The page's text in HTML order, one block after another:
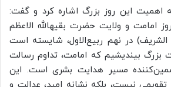
اهمیت این روز بزرگ اشاره کرد و گفت:
امامت و ولایت حضرت بقیهالله الاعظم
الشریف) در نهم ربیع‌الاول، شایسته است
بزرگ بیندیشیم که امامت، تداوم رسالت
مسیر هدایت بشری است. این